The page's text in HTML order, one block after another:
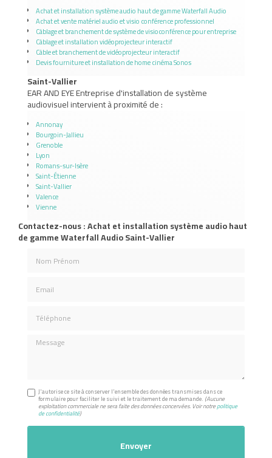
Achat et installation système audio haut de gamme Waterfall Audio
Achat et vente matériel audio et visio conférence professionnel
Câblage et branchement de système de visioconférence pour entreprise
Câblage et installation vidéoprojecteur interactif
Câble et branchement de vidéoprojecteur interactif
Devis fourniture et installation de home cinéma Sonos
Saint-Vallier
EAR AND EYE Entreprise d'installation de système
audiovisuel intervient à proximité de :
Annonay
Bourgoin-Jallieu
Grenoble
Lyon
Romans-sur-Isère
Saint-Étienne
Saint-Vallier
Valence
Vienne
Contactez-nous : Achat et installation système audio haut
de gamme Waterfall Audio Saint-Vallier
Message
J'autorise ce site à conserver l'ensemble des données transmises dans ce
formulaire pour faciliter le suivi et le traitement de ma demande. (Aucune
exploitation commerciale ne sera faite des données concervées. Voir notrepolitique
de confidentialité)